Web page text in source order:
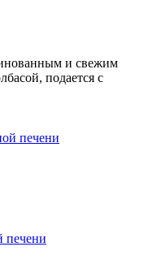
и свежим
подается с
печени